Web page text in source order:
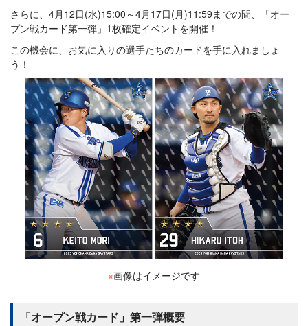
さらに、4月12日(水)15:00～4月17日(月)11:59までの間、「オー
プン戦カード第一弾」1枚確定イベントを開催！
この機会に、お気に入りの選手たちのカードを手に入れましょ
う！
※画像はイメージです
「オープン戦カード」第一弾概要